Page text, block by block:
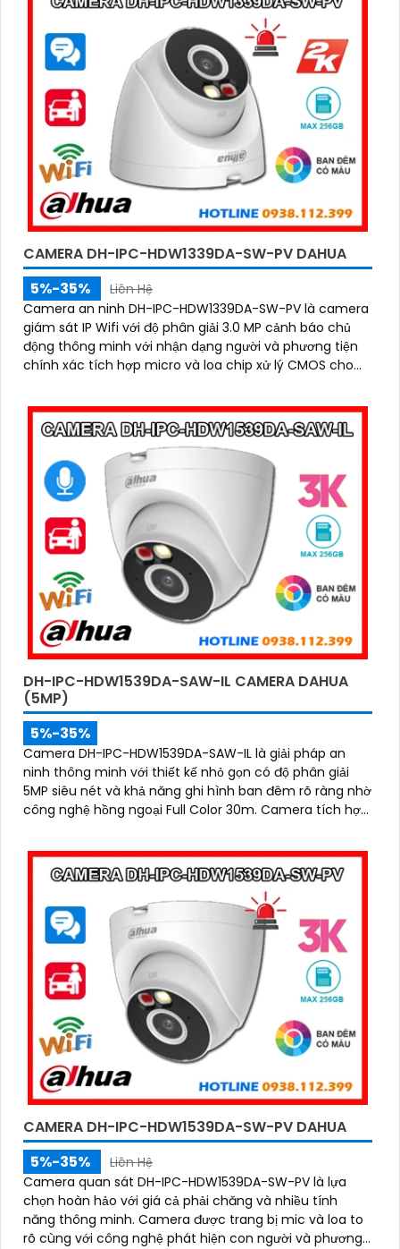
CAMERA DH-IPC-HDW1339DA-SW-PV DAHUA
5%-35%
Liên Hệ
Camera an ninh DH-IPC-HDW1339DA-SW-PV là camera
giám sát IP Wifi với độ phân giải 3.0 MP cảnh báo chủ
động thông minh với nhận dạng người và phương tiện
chính xác tích hợp micro và loa chip xử lý CMOS cho
ban đêm full color 30m, phù hợp lắp đặt cho gia đình,
văn phòng, cửa hàng,
DH-IPC-HDW1539DA-SAW-IL CAMERA DAHUA
(5MP)
5%-35%
Camera DH-IPC-HDW1539DA-SAW-IL là giải pháp an
ninh thông minh với thiết kế nhỏ gọn có độ phân giải
5MP siêu nét và khả năng ghi hình ban đêm rõ ràng nhờ
công nghệ hồng ngoại Full Color 30m. Camera tích hợp
tiện, hỗ trợ thẻ nhớ lên đến 256GB, đảm bảo ghi hình
liên tục và hiệu quả
CAMERA DH-IPC-HDW1539DA-SW-PV DAHUA
5%-35%
Liên Hệ
Camera quan sát DH-IPC-HDW1539DA-SW-PV là lựa
chọn hoàn hảo với giá cả phải chăng và nhiều tính
năng thông minh. Camera được trang bị mic và loa to
rõ cùng với công nghệ phát hiện con người và phương